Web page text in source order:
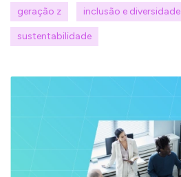
geração z inclusão e diversidade
sustentabilidade